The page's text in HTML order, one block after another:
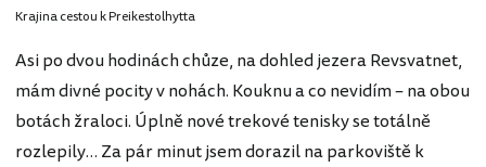
Krajina cestou k Preikestolhytta
Asi po dvou hodinách chůze, na dohled jezera Revsvatnet,
mám divné pocity v nohách. Kouknu a co nevidím – na obou
botách žraloci. Úplně nové trekové tenisky se totálně
rozlepily… Za pár minut jsem dorazil na parkoviště k